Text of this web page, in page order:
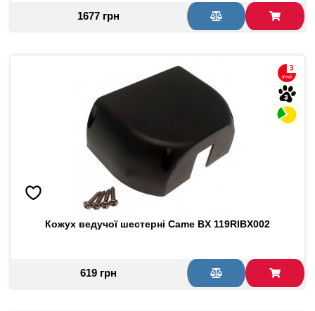
1677 грн
Кожух ведучої шестерні Came BX 119RIBX002
619 грн